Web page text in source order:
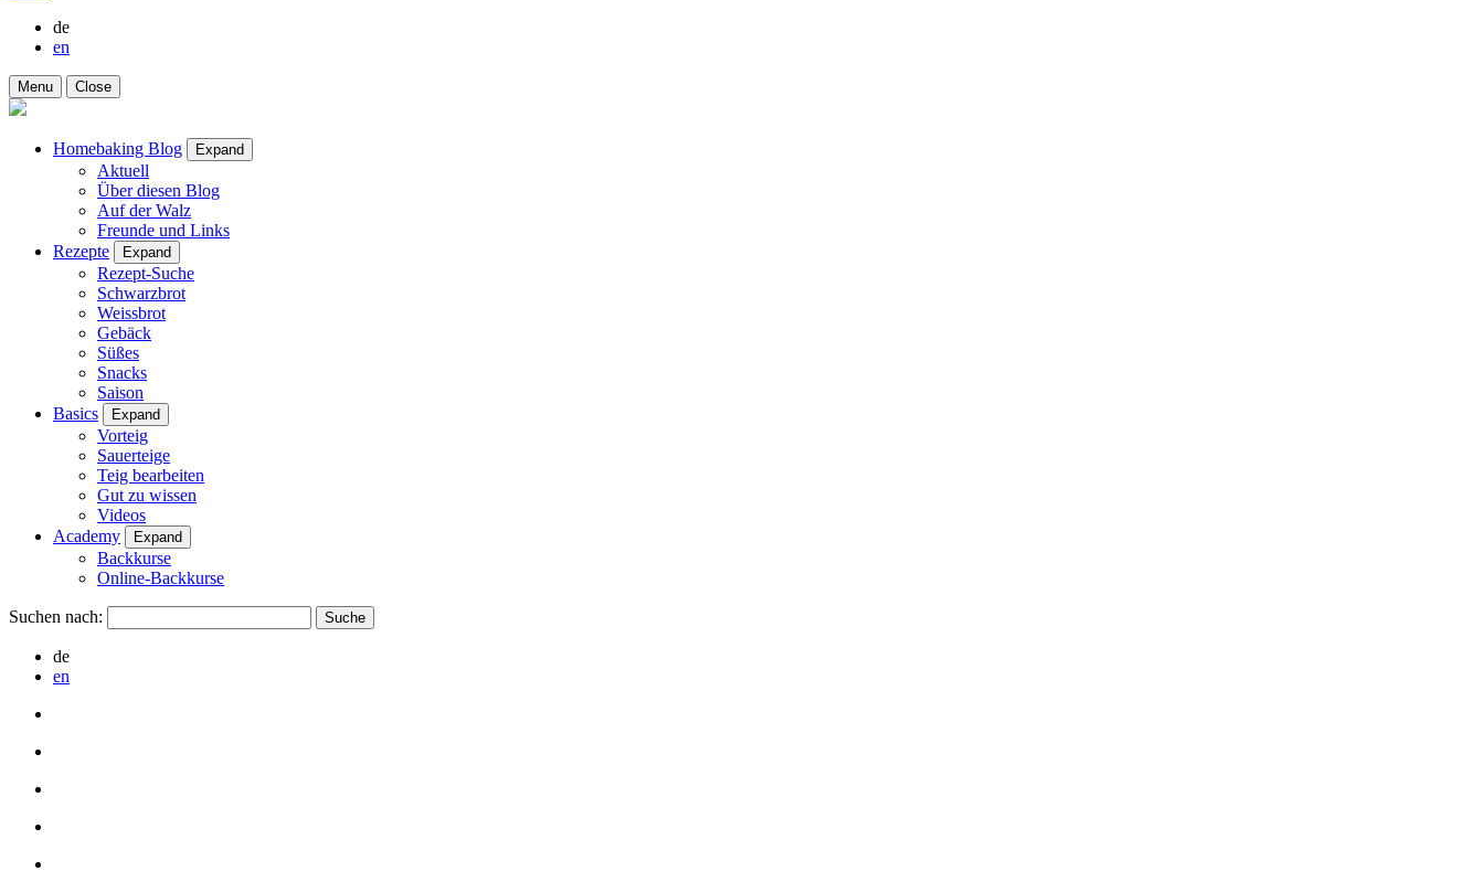
de
en
Menu Close
Homebaking Blog Expand
Aktuell
Über diesen Blog
Auf der Walz
Freunde und Links
Rezepte
Expand
Rezept-Suche
Schwarzbrot
Weissbrot
Gebäck
Süßes
Snacks
Saison
Basics
Expand
Vorteig
Sauerteige
Teig bearbeiten
Gut zu wissen
Videos
Academy
Expand
Backkurse
Online-Backkurse
Suchen nach:
de
en